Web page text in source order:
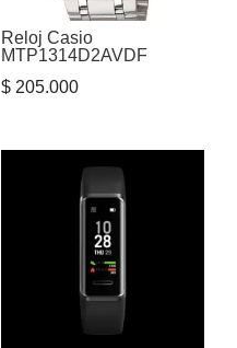
Reloj Casio
MTP1314D2AVDF
$205.000